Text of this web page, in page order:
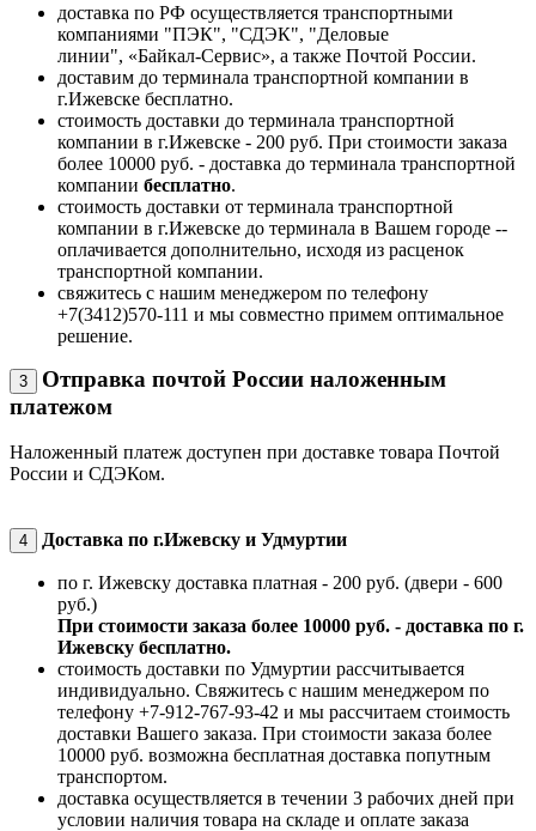
доставка по РФ осуществляется транспортными
компаниями "ПЭК", "СДЭК", "Деловые
линии", «Байкал-Сервис», а также Почтой России.
доставим до терминала транспортной компании в
г.Ижевске бесплатно.
стоимость доставки до терминала транспортной
компании в г.Ижевске - 200 руб. При стоимости заказа
более 10000 руб. - доставка до терминала транспортной
компании бесплатно.
стоимость доставки от терминала транспортной
компании в г.Ижевске до терминала в Вашем городе --
оплачивается дополнительно, исходя из расценок
транспортной компании.
свяжитесь с нашим менеджером по телефону
+7(3412)570-111 и мы совместно примем оптимальное
решение.
3
Отправка почтой России наложенным
платежом
Наложенный платеж доступен при доставке товара Почтой
России и СДЭКом.
4 Доставка по г.Ижевску и Удмуртии
по г. Ижевску доставка платная - 200 руб. (двери - 600
руб.)
При стоимости заказа более 10000 руб. - доставка по г.
Ижевску бесплатно.
стоимость доставки по Удмуртии рассчитывается
индивидуально. Свяжитесь с нашим менеджером по
телефону +7-912-767-93-42 и мы рассчитаем стоимость
доставки Вашего заказа. При стоимости заказа более
10000 руб. возможна бесплатная доставка попутным
транспортом.
доставка осуществляется в течении 3 рабочих дней при
условии наличия товара на складе и оплате заказа